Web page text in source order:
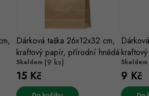
Dárková taška 26x12x32 cm,
kraftový papír, přírodní hnědá
Skaldem (9 ks)
15 Kč
Skaldem
9 Kč